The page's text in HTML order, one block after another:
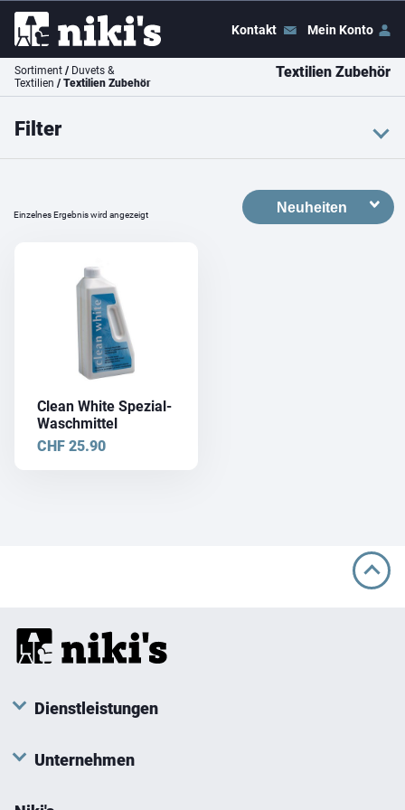
Kontakt Mein Konto
Sortiment / Duvets &
Textilien / Textilien Zubehör
Textilien Zubehör
Filter
CHF 20 –CHF 30
Einzelnes Ergebnis wird angezeigt
Clean White Spezial-
Waschmittel
CHF 25.90
Dienstleistungen
Unternehmen